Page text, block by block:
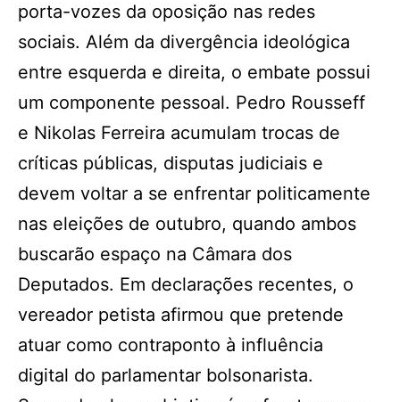
porta-vozes da oposição nas redes
sociais. Além da divergência ideológica
entre esquerda e direita, o embate possui
um componente pessoal. Pedro Rousseff
e Nikolas Ferreira acumulam trocas de
críticas públicas, disputas judiciais e
devem voltar a se enfrentar politicamente
nas eleições de outubro, quando ambos
buscarão espaço na Câmara dos
Deputados. Em declarações recentes, o
vereador petista afirmou que pretende
atuar como contraponto à influência
digital do parlamentar bolsonarista.